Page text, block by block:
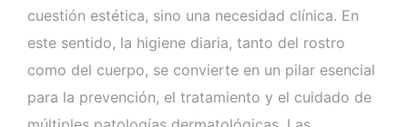
cuestión estética, sino una necesidad clínica. En
este sentido, la higiene diaria, tanto del rostro
como del cuerpo, se convierte en un pilar esencial
para la prevención, el tratamiento y el cuidado de